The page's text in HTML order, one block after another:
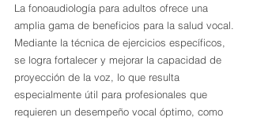
La fonoaudiología para adultos ofrece una
amplia gama de beneficios para la salud vocal.
Mediante la técnica de ejercicios específicos,
se logra fortalecer y mejorar la capacidad de
proyección de la voz, lo que resulta
especialmente útil para profesionales que
requieren un desempeño vocal óptimo, como